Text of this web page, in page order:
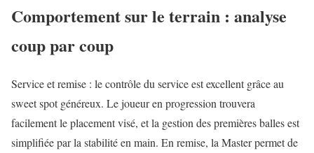
Comportement sur le terrain : analyse
coup par coup
Service et remise : le contrôle du service est excellent grâce au
sweet spot généreux. Le joueur en progression trouvera
facilement le placement visé, et la gestion des premières balles est
simplifiée par la stabilité en main. En remise, la Master permet de